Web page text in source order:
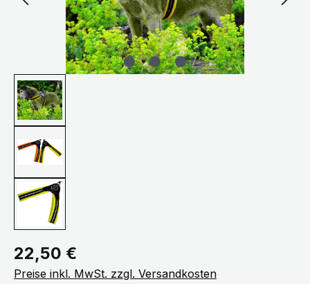
Regulärer Preis:
22,50 €
Preise inkl. MwSt. zzgl. Versandkosten